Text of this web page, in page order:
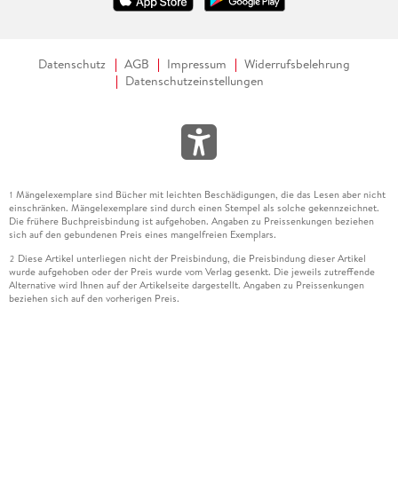
Datenschutz AGB Impressum
Widerrufsbelehrung
Datenschutzeinstellungen
1 Mängelexemplare sind Bücher mit leichten Beschädigungen, die das Lesen aber nicht
einschränken. Mängelexemplare sind durch einen Stempel als solche gekennzeichnet.
Die frühere Buchpreisbindung ist aufgehoben. Angaben zu Preissenkungen beziehen
sich auf den gebundenen Preis eines mangelfreien Exemplars.
2 Diese Artikel unterliegen nicht der Preisbindung, die Preisbindung dieser Artikel
wurde aufgehoben oder der Preis wurde vom Verlag gesenkt. Die jeweils zutreffende
Alternative wird Ihnen auf der Artikelseite dargestellt. Angaben zu Preissenkungen
beziehen sich auf den vorherigen Preis.